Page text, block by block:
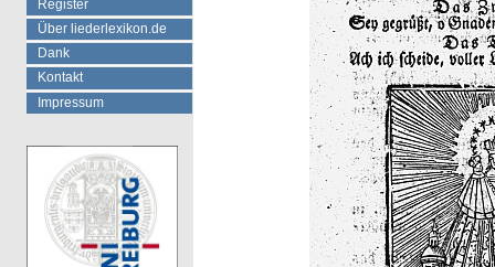
Register
Über liederlexikon.de
Dank
Kontakt
Impressum